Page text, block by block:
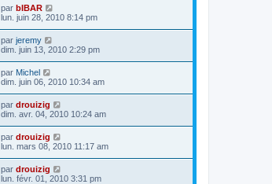
par bIBAR
lun. juin 28, 2010 8:14 pm
par jeremy
dim. juin 13, 2010 2:29 pm
par Michel
dim. juin 06, 2010 10:34 am
par drouizig
dim. avr. 04, 2010 10:24 am
par drouizig
lun. mars 08, 2010 11:17 am
par drouizig
lun. févr. 01, 2010 3:31 pm